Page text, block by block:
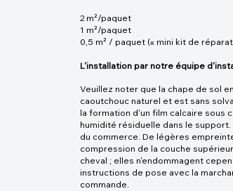
2 m²/paquet
1 m²/paquet
0,5 m² / paquet (« mini kit de
L'installation par notre équipe
Veuillez noter que la chape de sol
caoutchouc naturel et est sans
la formation d'un film calcaire sous
humidité résiduelle dans le
du commerce. De légères
compression de la couche
cheval ; elles n'endommagent
instructions de pose avec la
commande.